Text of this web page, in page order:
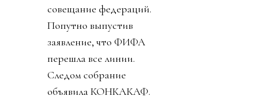
совещание федераций.
Попутно выпустив
заявление, что ФИФА
перешла все линии.
Следом собрание
объявила КОНКАКАФ.